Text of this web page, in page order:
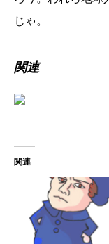
じゃ。
関連
関連